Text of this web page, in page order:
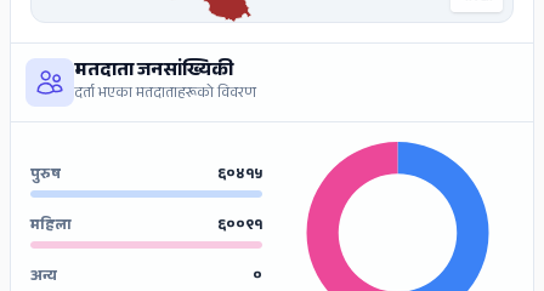
मतदाता जनसांख्यिकी
दर्ता भएका मतदाताहरूको विवरण
पुरुष ६०४१५
महिला ६००९१
अन्य ०